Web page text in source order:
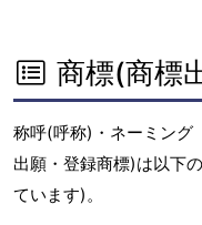
商標(商標
称呼(呼称)・ネーミング
出願・登録商標)は以下
ています)。